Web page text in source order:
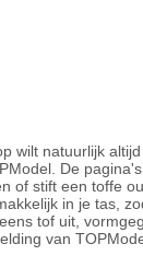
wilt natuurlijk
De
of stift een toffe
in je tas,
tof uit,
van